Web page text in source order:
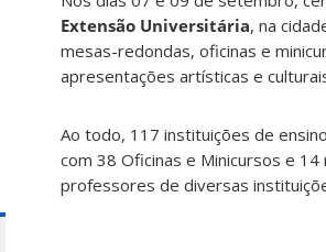
Extensão Universitária, na
mesas-redondas, oficinas e
apresentações artísticas e
Ao todo, 117 instituições de
com 38 Oficinas e Minicursos e
professores de diversas